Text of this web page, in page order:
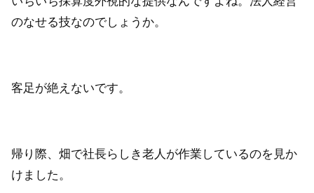
のなせる技なのでしょうか。
客足が絶えないです。
帰り際、畑で社長らしき老人が作業しているのを見か
けました。